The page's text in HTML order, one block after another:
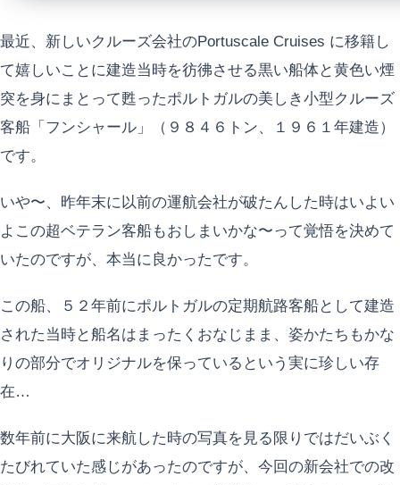
最近、新しいクルーズ会社のPortuscale Cruises に移籍し
て嬉しいことに建造当時を彷彿させる黒い船体と黄色い煙
突を身にまとって甦ったポルトガルの美しき小型クルーズ
客船「フンシャール」（９８４６トン、１９６１年建造）
です。
いや〜、昨年末に以前の運航会社が破たんした時はいよい
よこの超ベテラン客船もおしまいかな〜って覚悟を決めて
いたのですが、本当に良かったです。
この船、５２年前にポルトガルの定期航路客船として建造
された当時と船名はまったくおなじまま、姿かたちもかな
りの部分でオリジナルを保っているという実に珍しい存
在…
数年前に大阪に来航した時の写真を見る限りではだいぶく
たびれていた感じがあったのですが、今回の新会社での改